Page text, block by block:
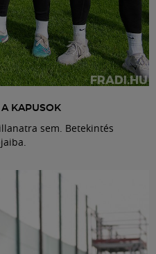
A KAPUSOK
sem. Betekintés